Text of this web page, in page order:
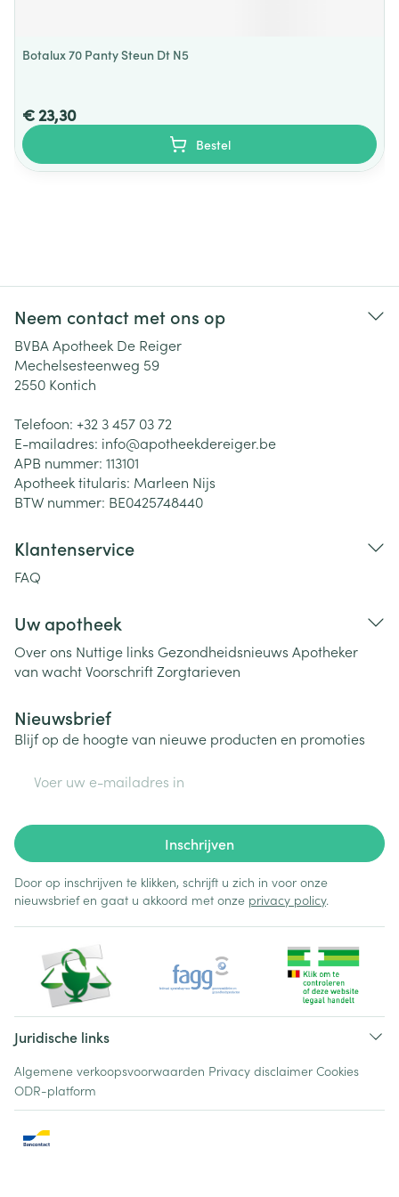
Botalux 70 Panty Steun Dt N5
€ 23,30
Bestel
Neem contact met ons op
BVBA Apotheek De Reiger
Mechelsesteenweg 59
2550 Kontich
Telefoon: +32 3 457 03 72
E-mailadres: info@apotheekdereiger.be
APB nummer: 113101
Apotheek titularis: Marleen Nijs
BTW nummer: BE0425748440
Klantenservice
FAQ
Uw apotheek
Over ons Nuttige links Gezondheidsnieuws Apotheker
van wachtVoorschriftZorgtarieven
Nieuwsbrief
Blijf op de hoogte van nieuwe producten en promoties
Inschrijven
Door op inschrijven te klikken, schrijft u zich in voor onze
nieuwsbrief en gaat u akkoord met onze privacy policy.
Juridische links
Algemene verkoopsvoorwaarden Privacy disclaimer Cookies
ODR-platform